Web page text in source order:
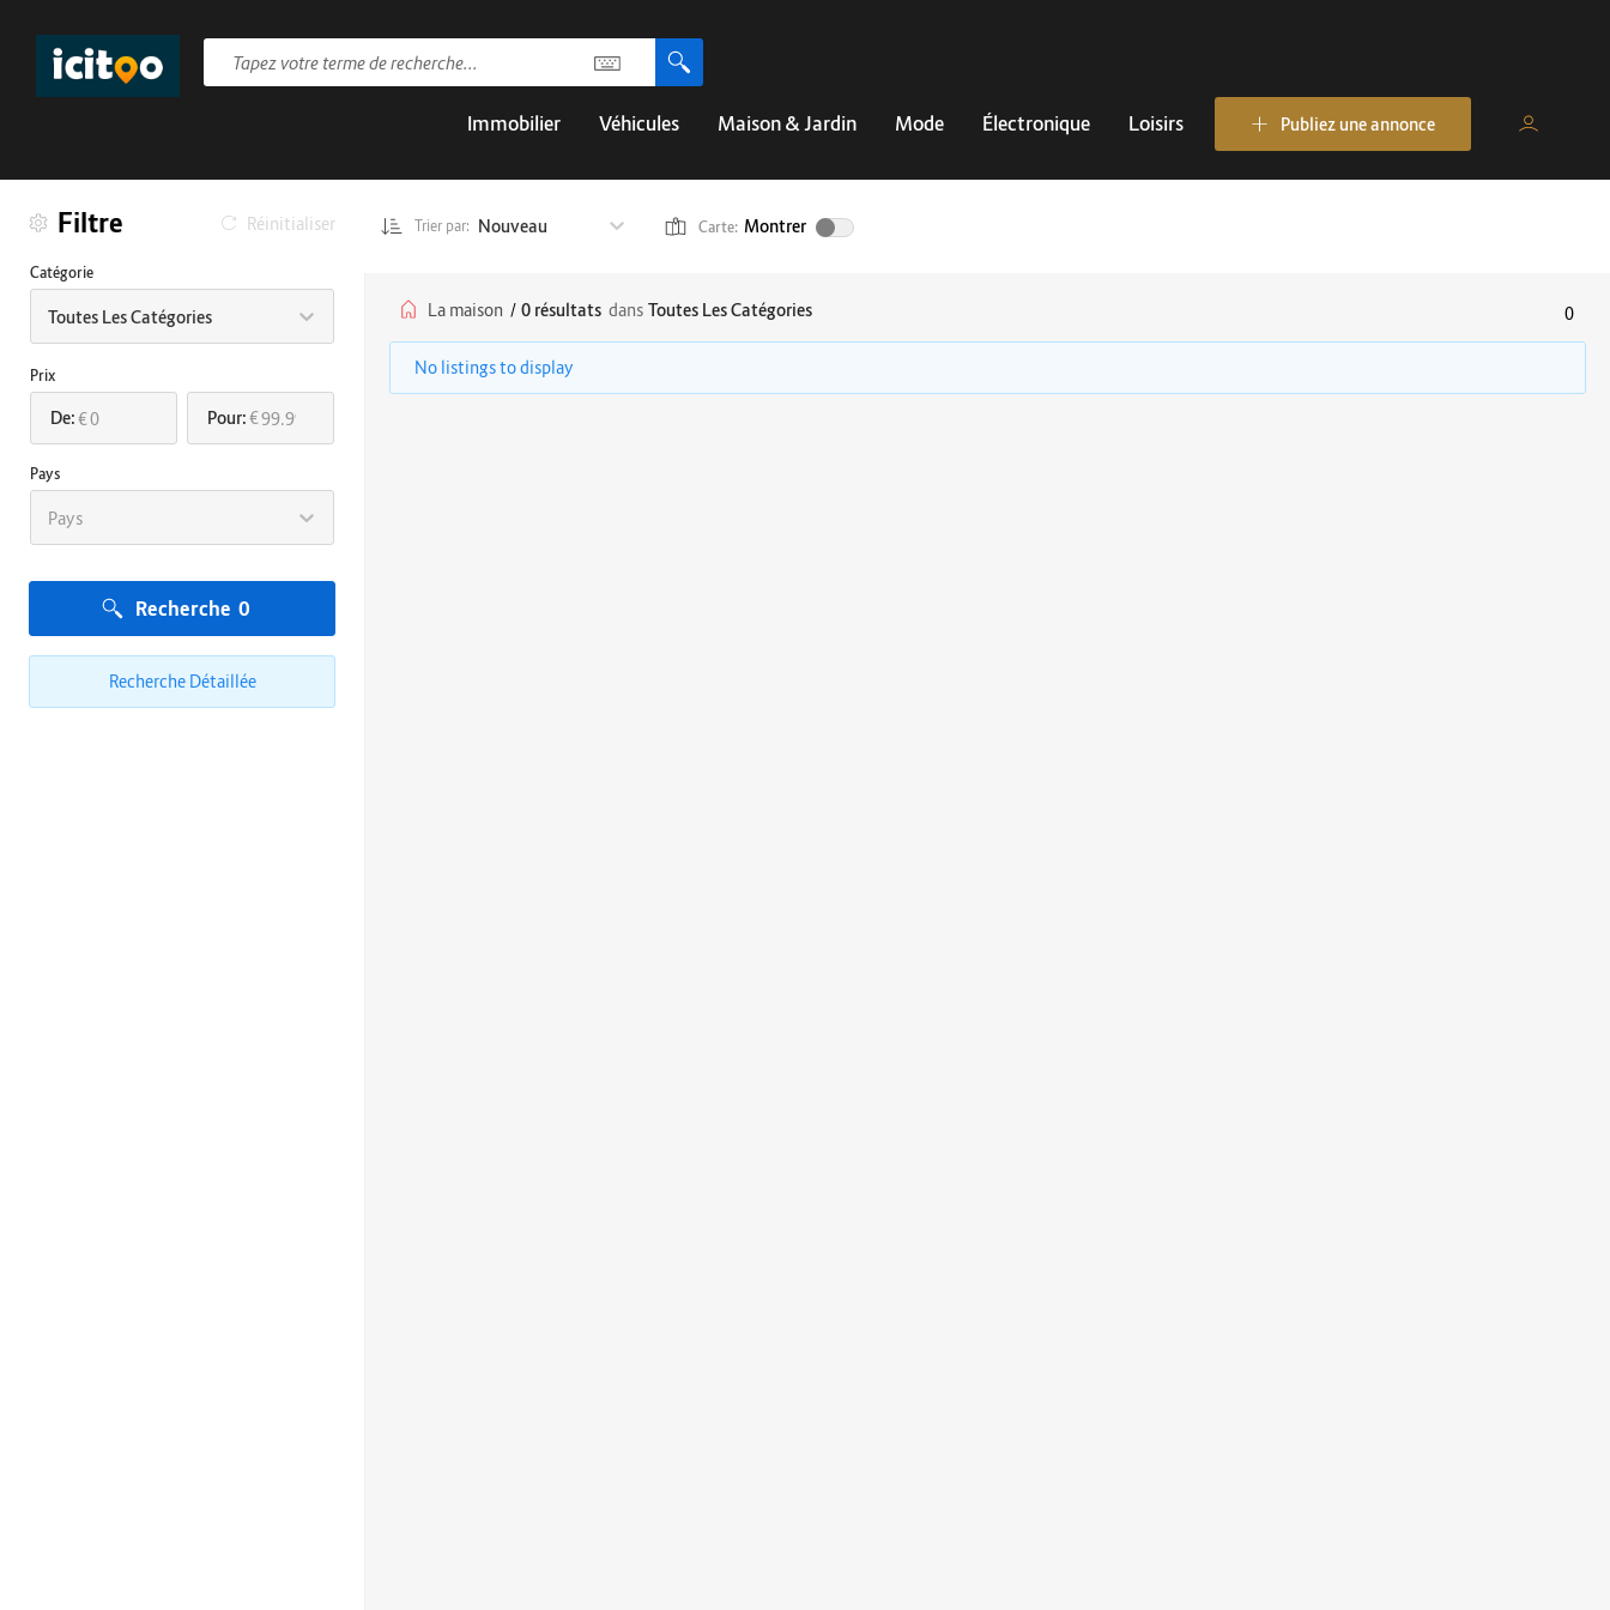
Immobilier Véhicules Maison & Jardin Mode Électronique Loisirs Publiez une annonce
Filtre Réinitialiser
Catégorie
Toutes Les Catégories
Prix
De:€ Pour:€
Pays
Pays
Recherche 0
Recherche Détaillée
Trier par: Nouveau Carte: Montrer
La maison / 0 résultats dans Toutes Les Catégories 0
No listings to display